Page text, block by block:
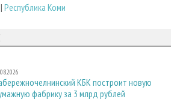
| Республика Коми
КБК построит новую
фабрику за 3 млрд рублей